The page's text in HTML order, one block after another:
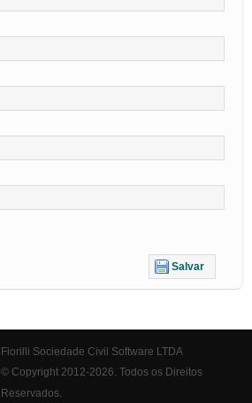
Salvar
Fiorilli Sociedade Civil Software LTDA
© Copyright 2012-2026. Todos os Direitos
Reservados.